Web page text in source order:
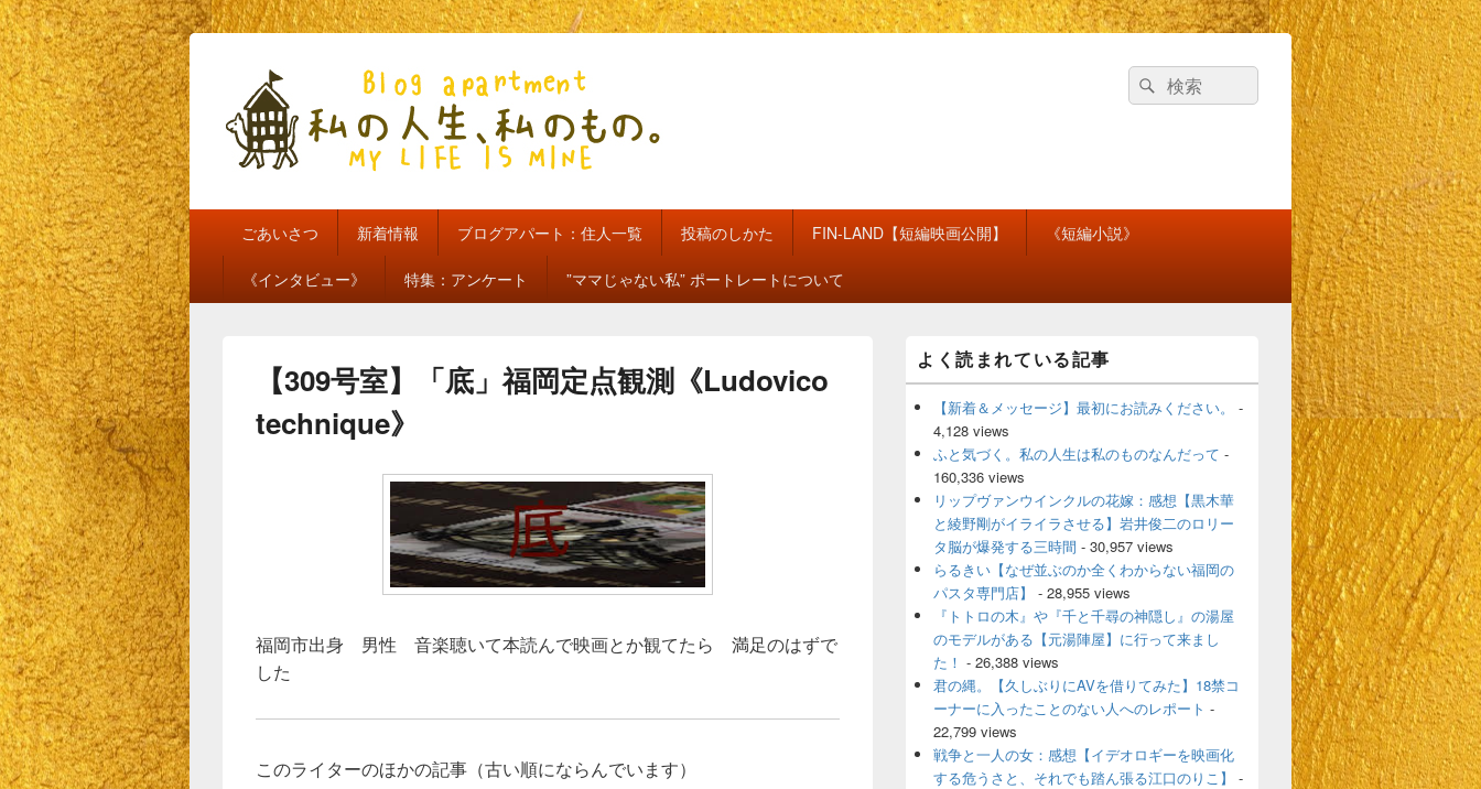
私の人生、私のもの。【新館】
検
索
検
索
メ
イ
ン
メ
ニ
ュ
ー
ごあいさつ 新着情報 ブログアパート：住人一覧 投稿のしかた FIN-LAND【短編映画公開】 《短編小説》
《インタビュー》 特集：アンケート ”ママじゃない私” ポートレートについて
【309号室】「底」福岡定点観測《Ludovico
technique》
福岡市出身 男性 音楽聴いて本読んで映画とか観てたら 満足のはずで
した
このライターのほかの記事（古い順にならんでいます）
ン
サ
バ
ウ
ェ
エ
よく読まれている記事
【新着＆メッセージ】最初にお読みください。
-
4,128 views
ふと気づく。私の人生は私のものなんだって -
160,336 views
リップヴァンウインクルの花嫁：感想【黒木華
と綾野剛がイライラさせる】岩井俊二のロリー
タ脳が爆発する三時間 - 30,957 views
らるきい【なぜ並ぶのか全くわからない福岡の
パスタ専門店】
- 28,955 views
『トトロの木』や『千と千尋の神隠し』の湯屋
のモデルがある【元湯陣屋】に行って来まし
た！ - 26,388 views
君の縄。【久しぶりにAVを借りてみた】18禁コ
ーナーに入ったことのない人へのレポート -
22,799 views
戦争と一人の女：感想【イデオロギーを映画化
する危うさと、それでも踏ん張る江口のりこ】
-